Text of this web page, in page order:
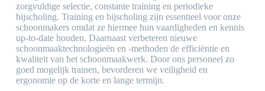
zorgvuldige selectie, constante training en periodieke
bijscholing. Training en bijscholing zijn essentieel voor onze
schoonmakers omdat ze hiermee hun vaardigheden en kennis
up-to-date houden. Daarnaast verbeteren nieuwe
schoonmaaktechnologieën en -methoden de efficiëntie en
kwaliteit van het schoonmaakwerk. Door ons personeel zo
goed mogelijk trainen, bevorderen we veiligheid en
ergonomie op de korte en lange termijn.